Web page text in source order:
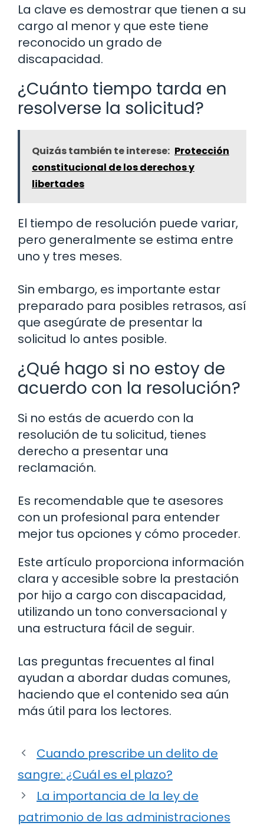
La clave es demostrar que tienen a su
cargo al menor y que este tiene
reconocido un grado de
discapacidad.
¿Cuánto tiempo tarda en
resolverse la solicitud?
Quizás también te interese: Protección
constitucional de los derechos y
libertades
El tiempo de resolución puede variar,
pero generalmente se estima entre
uno y tres meses.
Sin embargo, es importante estar
preparado para posibles retrasos, así
que asegúrate de presentar la
solicitud lo antes posible.
¿Qué hago si no estoy de
acuerdo con la resolución?
Si no estás de acuerdo con la
resolución de tu solicitud, tienes
derecho a presentar una
reclamación.
Es recomendable que te asesores
con un profesional para entender
mejor tus opciones y cómo proceder.
Este artículo proporciona información
clara y accesible sobre la prestación
por hijo a cargo con discapacidad,
utilizando un tono conversacional y
una estructura fácil de seguir.
Las preguntas frecuentes al final
ayudan a abordar dudas comunes,
haciendo que el contenido sea aún
más útil para los lectores.
Cuando prescribe un delito de
sangre: ¿Cuál es el plazo?
La importancia de la ley de
patrimonio de las administraciones